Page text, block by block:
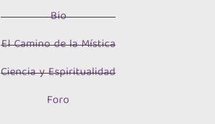
Bio
El Camino de la Mística
Ciencia y Espiritualidad
Foro